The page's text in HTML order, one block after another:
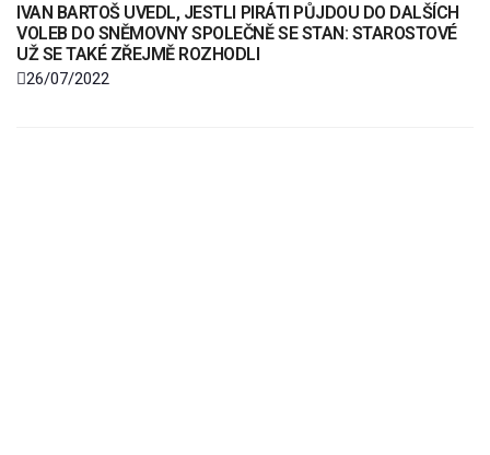
IVAN BARTOŠ UVEDL, JESTLI PIRÁTI PŮJDOU DO DALŠÍCH
VOLEB DO SNĚMOVNY SPOLEČNĚ SE STAN: STAROSTOVÉ
UŽ SE TAKÉ ZŘEJMĚ ROZHODLI
26/07/2022